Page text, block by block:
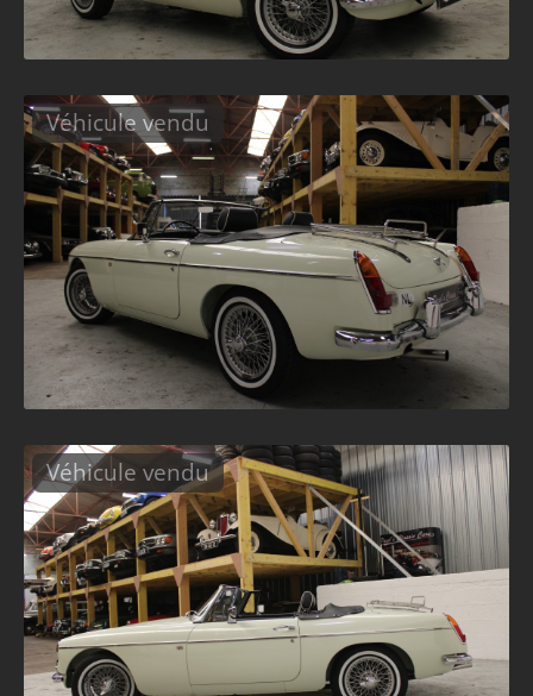
Véhicule vendu
Véhicule vendu